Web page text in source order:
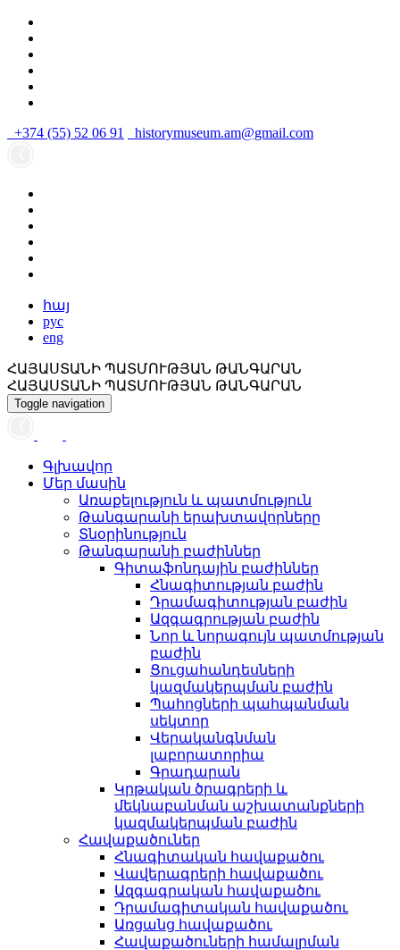
+374 (55) 52 06 91 historymuseum.am@gmail.com
հայ
рус
eng
ՀԱՅԱՍՏԱՆԻ ՊԱՏՄՈՒԹՅԱՆ ԹԱՆԳԱՐԱՆ
ՀԱՅԱՍՏԱՆԻ ՊԱՏՄՈՒԹՅԱՆ ԹԱՆԳԱՐԱՆ
Toggle navigation
Գլխավոր
Մեր մասին
Առաքելություն և պատմություն
Թանգարանի երախտավորները
Տնօրինություն
Թանգարանի բաժիններ
Գիտաֆոնդային բաժիններ
Հնագիտության բաժին
Դրամագիտության բաժին
Ազգագրության բաժին
Նոր և նորագույն պատմության
բաժին
Ցուցահանդեսների
կազմակերպման բաժին
Պահոցների պահպանման
սեկտոր
Վերականգնման
լաբորատորիա
Գրադարան
Կրթական ծրագրերի և
մեկնաբանման աշխատանքների
կազմակերպման բաժին
Հավաքածուներ
Հնագիտական հավաքածու
Վավերագրերի հավաքածու
Ազգագրական հավաքածու
Դրամագիտական հավաքածու
Առցանց հավաքածու
Հավաքածուների համալրման